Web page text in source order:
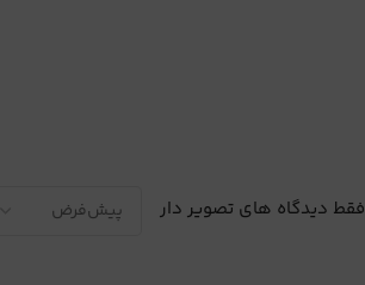
فقط دیدگاه های تصویر دار